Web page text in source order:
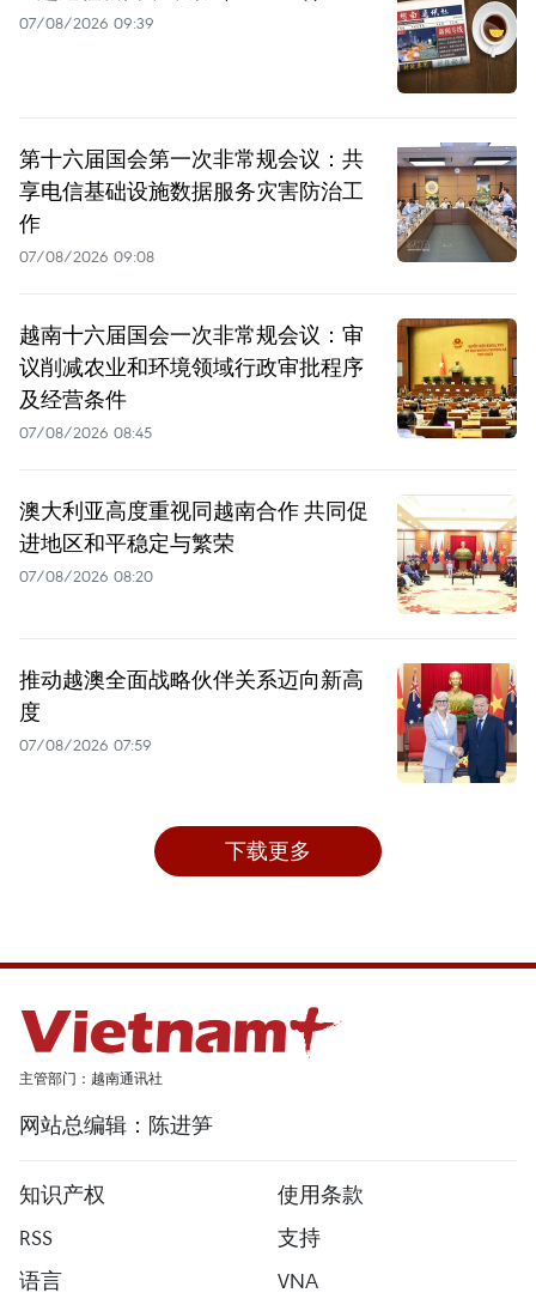
07/08/2026 09:39
第十六届国会第一次非常规会议：共
享电信基础设施数据服务灾害防治工
作
07/08/2026 09:08
越南十六届国会一次非常规会议：审
议削减农业和环境领域行政审批程序
及经营条件
07/08/2026 08:45
澳大利亚高度重视同越南合作 共同促
进地区和平稳定与繁荣
07/08/2026 08:20
推动越澳全面战略伙伴关系迈向新高
度
07/08/2026 07:59
下载更多
主管部门：越南通讯社
网站总编辑：陈进笋
知识产权
使用条款
RSS
支持
语言
VNA